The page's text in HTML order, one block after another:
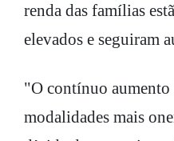
renda das famílias
elevados e seguiram
"O contínuo aumento
modalidades mais